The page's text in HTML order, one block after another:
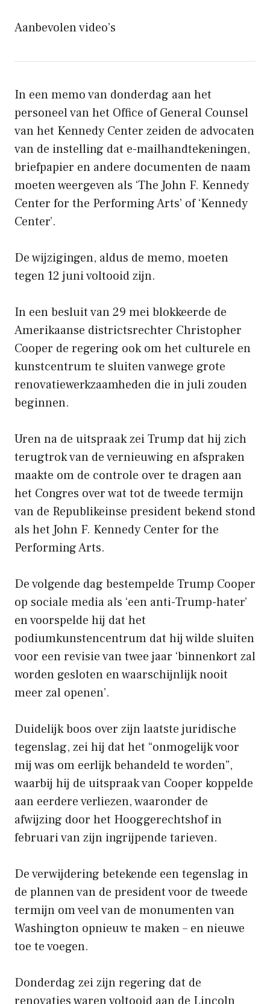
Aanbevolen video’s
In een memo van donderdag aan het
personeel van het Office of General Counsel
van het Kennedy Center zeiden de advocaten
van de instelling dat e-mailhandtekeningen,
briefpapier en andere documenten de naam
moeten weergeven als ‘The John F. Kennedy
Center for the Performing Arts’ of ‘Kennedy
Center’.
De wijzigingen, aldus de memo, moeten
tegen 12 juni voltooid zijn.
In een besluit van 29 mei blokkeerde de
Amerikaanse districtsrechter Christopher
Cooper de regering ook om het culturele en
kunstcentrum te sluiten vanwege grote
renovatiewerkzaamheden die in juli zouden
beginnen.
Uren na de uitspraak zei Trump dat hij zich
terugtrok van de vernieuwing en afspraken
maakte om de controle over te dragen aan
het Congres over wat tot de tweede termijn
van de Republikeinse president bekend stond
als het John F. Kennedy Center for the
Performing Arts.
De volgende dag bestempelde Trump Cooper
op sociale media als ‘een anti-Trump-hater’
en voorspelde hij dat het
podiumkunstencentrum dat hij wilde sluiten
voor een revisie van twee jaar ‘binnenkort zal
worden gesloten en waarschijnlijk nooit
meer zal openen’.
Duidelijk boos over zijn laatste juridische
tegenslag, zei hij dat het “onmogelijk voor
mij was om eerlijk behandeld te worden”,
waarbij hij de uitspraak van Cooper koppelde
aan eerdere verliezen, waaronder de
afwijzing door het Hooggerechtshof in
februari van zijn ingrijpende tarieven.
De verwijdering betekende een tegenslag in
de plannen van de president voor de tweede
termijn om veel van de monumenten van
Washington opnieuw te maken – en nieuwe
toe te voegen.
Donderdag zei zijn regering dat de
renovaties waren voltooid aan de Lincoln